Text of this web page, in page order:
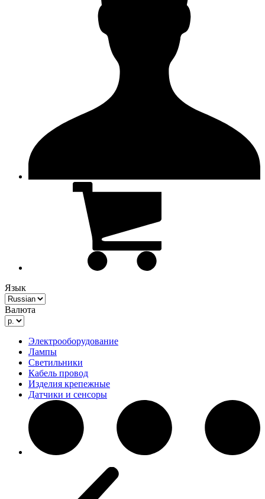
Язык
Валюта
Электрооборудование
Лампы
Светильники
Кабель провод
Изделия крепежные
Датчики и сенсоры